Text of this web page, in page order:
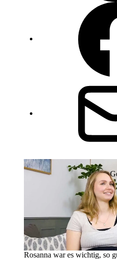
Rosanna war es wichtig, so